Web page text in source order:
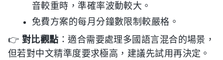
音較重時，準確率波動較大。
免費方案的每月分鐘數限制較嚴格。
👉 對比觀點 ：適合需要處理多國語言混合的場景，
但若對中文精準度要求極高，建議先試用再決定。